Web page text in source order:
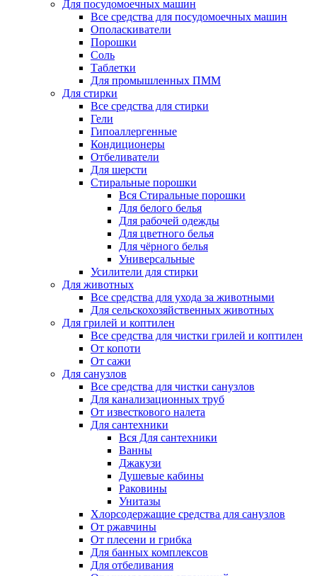
Для посудомоечных машин
Все средства для посудомоечных машин
Ополаскиватели
Порошки
Соль
Таблетки
Для промышленных ПММ
Для стирки
Все средства для стирки
Гели
Гипоаллергенные
Кондиционеры
Отбеливатели
Для шерсти
Стиральные порошки
Вся Стиральные порошки
Для белого белья
Для рабочей одежды
Для цветного белья
Для чёрного белья
Универсальные
Усилители для стирки
Для животных
Все средства для ухода за животными
Для сельскохозяйственных животных
Для грилей и коптилен
Все средства для чистки грилей и коптилен
От копоти
От сажи
Для санузлов
Все средства для чистки санузлов
Для канализационных труб
От известкового налета
Для сантехники
Вся Для сантехники
Ванны
Джакузи
Душевые кабины
Раковины
Унитазы
Хлорсодержащие средства для санузлов
От ржавчины
От плесени и грибка
Для банных комплексов
Для отбеливания